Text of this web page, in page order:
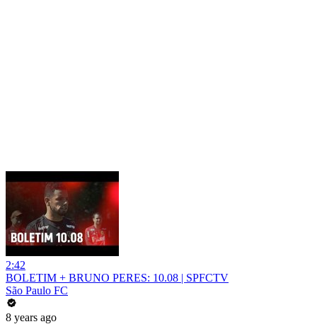
2:42
BOLETIM + BRUNO PERES: 10.08 | SPFCTV
São Paulo FC
8 years ago